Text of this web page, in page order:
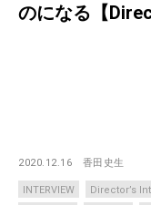
のになる【
2020.12.16 香田史生
INTERVIEW Director’s